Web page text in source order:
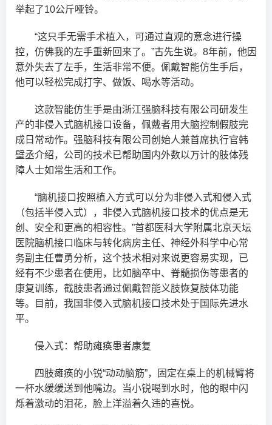
举起了10公斤哑铃。
“这只手无需手术植入，可通过直观的意念进行操
控，仿佛我的左手重新回来了。”古先生说。8年前，他因
意外失去了左手，生活非常不便。佩戴智能仿生手后，
他可以轻松完成打字、做饭、喝水等活动。
这款智能仿生手是由浙江强脑科技有限公司研发生
产的非侵入式脑机接口设备，佩戴者用大脑控制假肢完
成日常动作。强脑科技有限公司创始人兼首席执行官韩
璧丞介绍，公司的技术已帮助国内外数以万计的肢体残
障人士如常生活和工作。
“脑机接口按照植入方式可以分为非侵入式和侵入式
（包括半侵入式），非侵入式脑机接口技术的优点是无
创、安全和更高的相容性。”首都医科大学附属北京天坛
医院脑机接口临床与转化病房主任、神经外科学中心常
务副主任曹勇分析，这个技术相对来说更容易实现，已
经有不少患者在使用，比如脑卒中、脊髓损伤等患者的
康复训练，截肢患者通过佩戴智能义肢恢复肢体功能
等。目前，我国非侵入式脑机接口技术处于国际先进水
平。
侵入式：帮助瘫痪患者康复
四肢瘫痪的小锐“动动脑筋”，固定在桌上的机械臂将
一杯水缓缓送到他嘴边。当小锐喝到水时，他的眼中闪
烁着激动的泪花，脸上洋溢着久违的喜悦。